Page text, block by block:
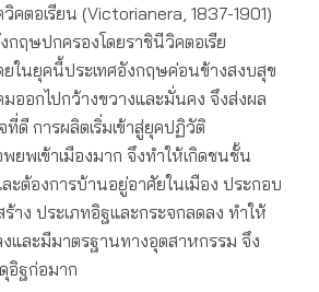
ตอเรียน (Victorianera, 1837-1901)
กฤษปกครองโดยราชินีวิคตอเรีย
ยในยุคนี้ประเทศอังกฤษค่อนข้างสงบสุข
ออกไปกว้างขวางและมั่นคง จึงส่งผล
ดี การผลิตเริ่มเข้าสู่ยุคปฏิวัติ
ยพเข้าเมืองมาก จึงทำให้เกิดชนชั้น
ต้องการบ้านอยู่อาศัยในเมือง ประกอบ
ง ประเภทอิฐและกระจกลดลง ทำให้
และมีมาตรฐานทางอุตสาหกรรม จึง
อิฐก่อมาก